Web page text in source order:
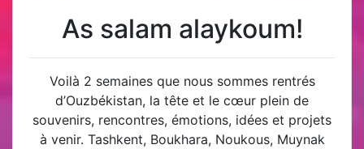
As salam alaykoum!
Voilà 2 semaines que nous sommes rentrés
d’Ouzbékistan, la tête et le cœur plein de
souvenirs, rencontres, émotions, idées et projets
à venir. Tashkent, Boukhara, Noukous, Muynak